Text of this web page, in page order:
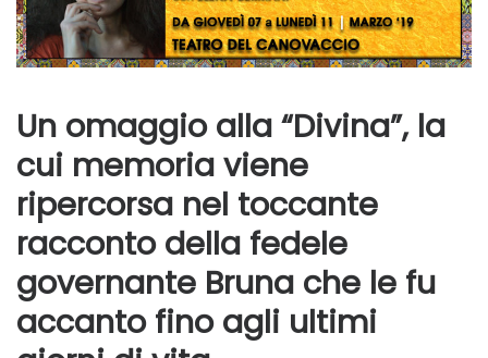
Un omaggio alla “Divina”, la
cui memoria viene
ripercorsa nel toccante
racconto della fedele
governante Bruna che le fu
accanto fino agli ultimi